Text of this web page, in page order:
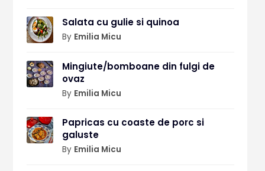
Salata cu gulie si quinoa
By Emilia Micu
Mingiute/bomboane din fulgi de
ovaz
By Emilia Micu
Papricas cu coaste de porc si
galuste
By Emilia Micu